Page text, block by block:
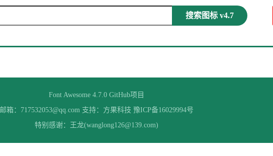
搜索图标 v4.7
Font Awesome 4.7.0 GitHub项目
邮箱：717532053@qq.com 支持： 方果科技 豫ICP备16029994号
特别感谢：王龙(wanglong126@139.com)